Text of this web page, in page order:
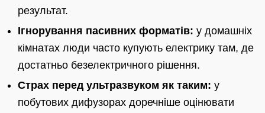
результат.
Ігнорування пасивних форматів: у домашніх
кімнатах люди часто купують електрику там, де
достатньо безелектричного рішення.
Страх перед ультразвуком як таким: у
побутових дифузорах доречніше оцінювати